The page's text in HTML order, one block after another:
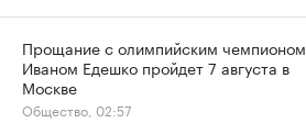
Прощание с олимпийским чемпионом
Иваном Едешко пройдет 7 августа в
Москве
Общество, 02:57